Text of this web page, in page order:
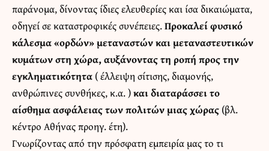
παράνομα, δίνοντας ίδιες ελευθερίες και ίσα δικαιώματα,
οδηγεί σε καταστροφικές συνέπειες.Προκαλεί φυσικό
κάλεσμα «ορδών» μεταναστών και μεταναστευτικών
κυμάτων στη χώρα, αυξάνοντας τη ροπή προς την
εγκληματικότητα ( έλλειψη σίτισης, διαμονής,
ανθρώπινες συνθήκες, κ.α. )και διαταράσσει το
αίσθημα ασφάλειας των πολιτών μιας χώρας (βλ.
κέντρο Αθήνας προηγ. έτη).
Γνωρίζοντας από την πρόσφατη εμπειρία μας το τι